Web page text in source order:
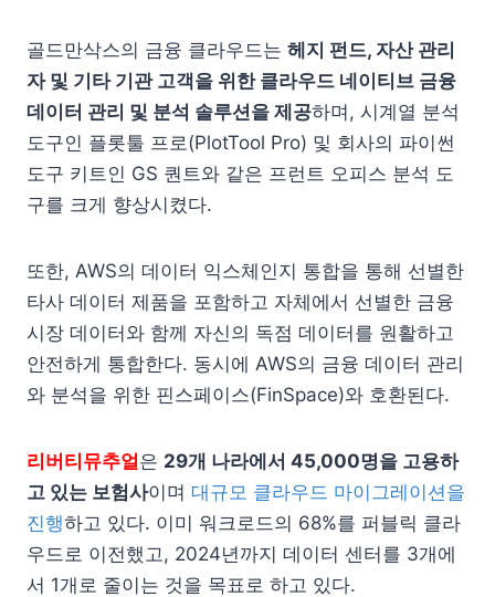
골드만삭스의 금융 클라우드는 헤지 펀드, 자산 관리
자 및 기타 기관 고객을 위한 클라우드 네이티브 금융
데이터 관리 및 분석 솔루션을 제공하며, 시계열 분석
도구인 플롯툴 프로(PlotTool Pro) 및 회사의 파이썬
도구 키트인 GS 퀀트와 같은 프런트 오피스 분석 도
구를 크게 향상시켰다.
또한, AWS의 데이터 익스체인지 통합을 통해 선별한
타사 데이터 제품을 포함하고 자체에서 선별한 금융
시장 데이터와 함께 자신의 독점 데이터를 원활하고
안전하게 통합한다. 동시에 AWS의 금융 데이터 관리
와 분석을 위한 핀스페이스(FinSpace)와 호환된다.
리버티뮤추얼은 29개 나라에서 45,000명을 고용하
고 있는 보험사이며 대규모 클라우드 마이그레이션을
진행하고 있다. 이미 워크로드의 68%를 퍼블릭 클라
우드로 이전했고, 2024년까지 데이터 센터를 3개에
서 1개로 줄이는 것을 목표로 하고 있다.